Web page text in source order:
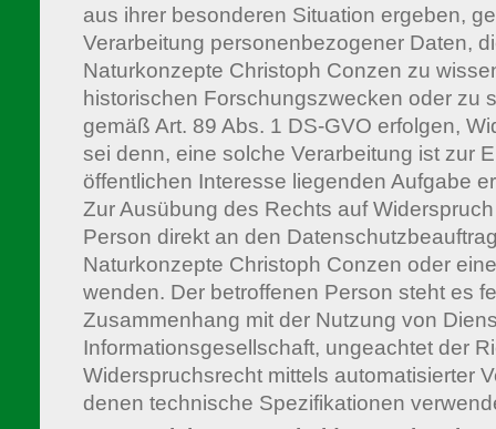
aus ihrer besonderen Situation ergeben,
Verarbeitung personenbezogener Daten,
Naturkonzepte Christoph Conzen zu
historischen Forschungszwecken oder zu
gemäß Art. 89 Abs. 1 DS-GVO erfolgen,
sei denn, eine solche Verarbeitung ist zur
öffentlichen Interesse liegenden Aufgabe
Zur Ausübung des Rechts auf
Person direkt an den
Naturkonzepte Christoph Conzen oder
wenden. Der betroffenen Person steht es
Zusammenhang mit der Nutzung von
Informationsgesellschaft, ungeachtet der
Widerspruchsrecht mittels automatisierter
denen technische Spezifikationen